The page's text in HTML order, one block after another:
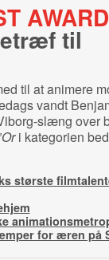
til
til at animere
vandt
slæng over
i kategorien
største
for æren på